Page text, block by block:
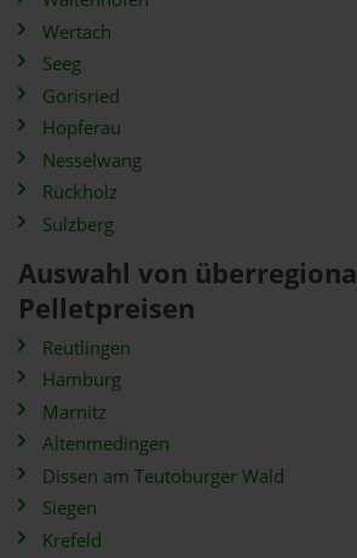
Wertach
Seeg
Görisried
Hopferau
Nesselwang
Rückholz
Sulzberg
Auswahl von
Pelletpreisen
Reutlingen
Hamburg
Marnitz
Altenmedingen
Dissen am Teutoburger Wald
Siegen
Krefeld